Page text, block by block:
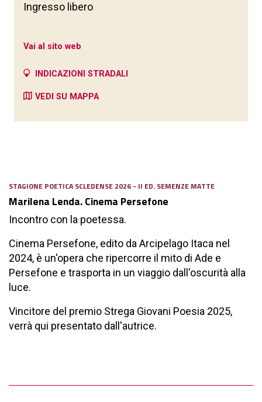
STAGIONE POETICA SCLEDENSE 2026 - II ED. SEMENZE MATTE
Marilena Lenda. Cinema Persefone
Incontro con la poetessa.
Cinema Persefone, edito da Arcipelago Itaca nel
2024, è un'opera che ripercorre il mito di Ade e
Persefone e trasporta in un viaggio dall'oscurità alla
luce.
Vincitore del premio Strega Giovani Poesia 2025,
verrà qui presentato dall'autrice.
Ingresso libero
Vai al sito web
INDICAZIONI STRADALI
VEDI SU MAPPA